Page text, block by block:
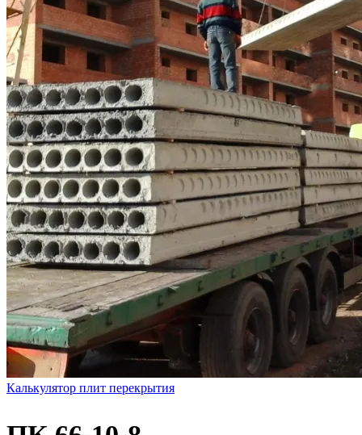
Калькулятор плит перекрытия